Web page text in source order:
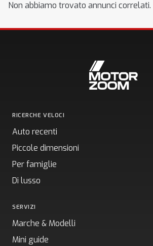
Non abbiamo trovato annunci correlati.
RICERCHE VELOCI
Auto recenti
Piccole dimensioni
Per famiglie
Di lusso
SERVIZI
Marche & Modelli
Mini guide